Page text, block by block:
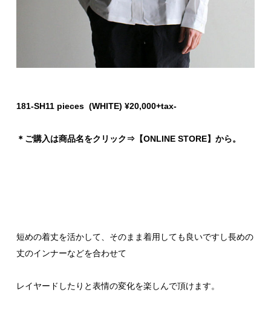
181-SH11 pieces (WHITE) ¥20,000+tax-
＊ご購入は商品名をクリック⇒【ONLINE STORE】から。
短めの着丈を活かして、そのまま着用しても良いですし長めの
丈のインナーなどを合わせて
レイヤードしたりと表情の変化を楽しんで頂けます。